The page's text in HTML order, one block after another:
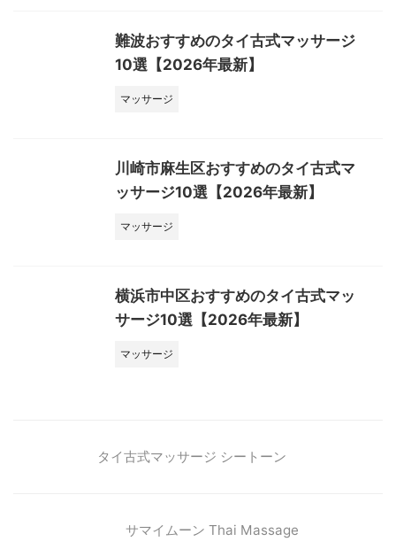
難波おすすめのタイ古式マッサージ
10選【2026年最新】
マッサージ
川崎市麻生区おすすめのタイ古式マ
ッサージ10選【2026年最新】
マッサージ
横浜市中区おすすめのタイ古式マッ
サージ10選【2026年最新】
マッサージ
タイ古式マッサージ シートーン
サマイムーン Thai Massage